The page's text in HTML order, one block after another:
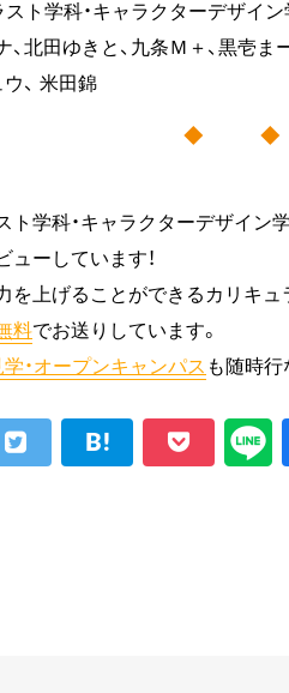
ト学科・キャラクターデザイン
北田ゆきと、九条Ｍ＋、黒壱ま
、 米田錦
◆
ト学科・キャラクターデザイン
ューしています！
を上げることができるカリキュ
料でお送りしています。
・オープンキャンパス も随時